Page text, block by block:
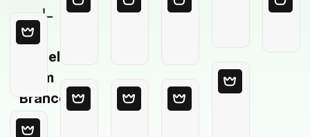
Modelo
em
Branco